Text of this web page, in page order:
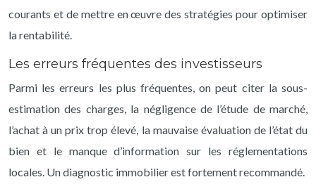
courants et de mettre en œuvre des stratégies pour optimiser
la rentabilité.
Les erreurs fréquentes des investisseurs
Parmi les erreurs les plus fréquentes, on peut citer la sous-
estimation des charges, la négligence de l’étude de marché,
l’achat à un prix trop élevé, la mauvaise évaluation de l’état du
bien et le manque d’information sur les réglementations
locales. Un diagnostic immobilier est fortement recommandé.